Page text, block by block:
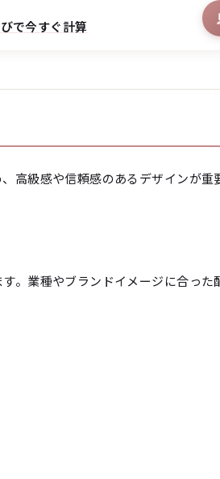
で今すぐ計算
高級感や信頼感のあるデザインが重
。業種やブランドイメージに合った